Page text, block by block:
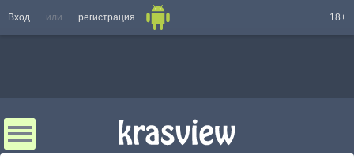
Вход или регистрация 18+